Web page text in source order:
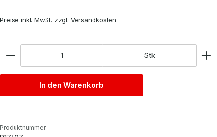
Preise inkl. MwSt. zzgl. Versandkosten
Stk
In den Warenkorb
Produktnummer: